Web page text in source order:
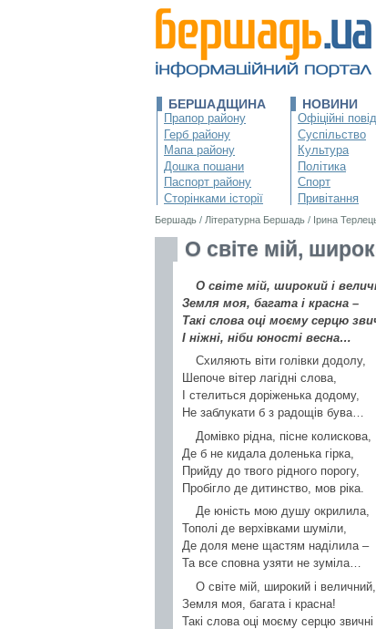
БЕРШАДЩИНА
Прапор району
Герб району
Мапа району
Дошка пошани
Паспорт району
Сторінками історії
НОВИНИ
Офіційні
Суспільство
Культура
Політика
Спорт
Привітання
Бершадь / Літературна Бершадь / Ірина
О світе мій,
О світе мій, широкий і
Земля моя, багата і красна –
Такі слова оці моєму серцю
І ніжні, ніби юності весна…
Схиляють віти голівки додолу,
Шепоче вітер лагідні слова,
І стелиться доріженька додому,
Не заблукати б з радощів бува…
Домівко рідна, пісне колискова,
Де б не кидала доленька гірка,
Прийду до твого рідного порогу,
Пробігло де дитинство, мов ріка.
Де юність мою душу окрилила,
Тополі де верхівками шуміли,
Де доля мене щастям наділила –
Та все сповна узяти не зуміла…
О світе мій, широкий і величний,
Земля моя, багата і красна!
Такі слова оці моєму серцю звичні